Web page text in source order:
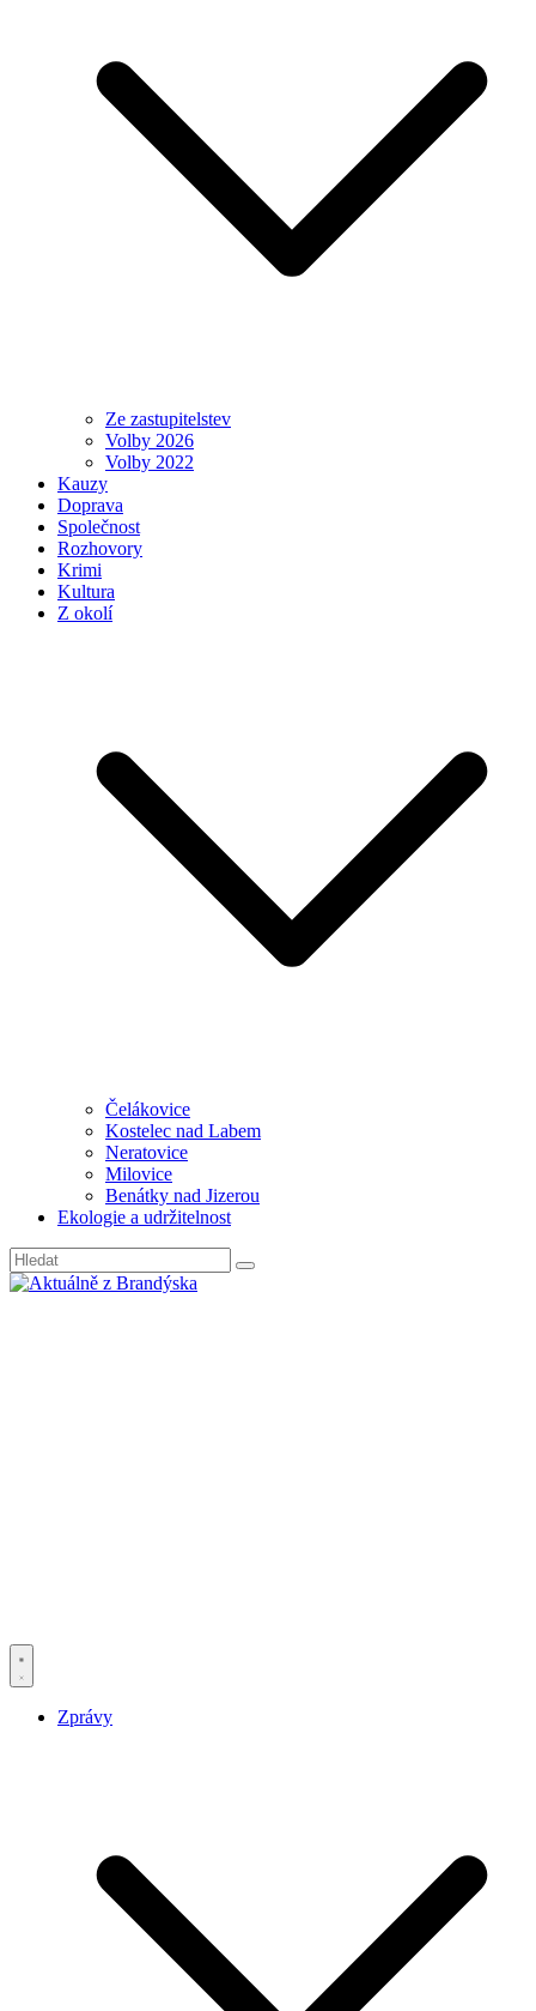
Ze zastupitelstev
Volby 2026
Volby 2022
Kauzy
Doprava
Společnost
Rozhovory
Krimi
Kultura
Z okolí
Čelákovice
Kostelec nad Labem
Neratovice
Milovice
Benátky nad Jizerou
Ekologie a udržitelnost
Zprávy